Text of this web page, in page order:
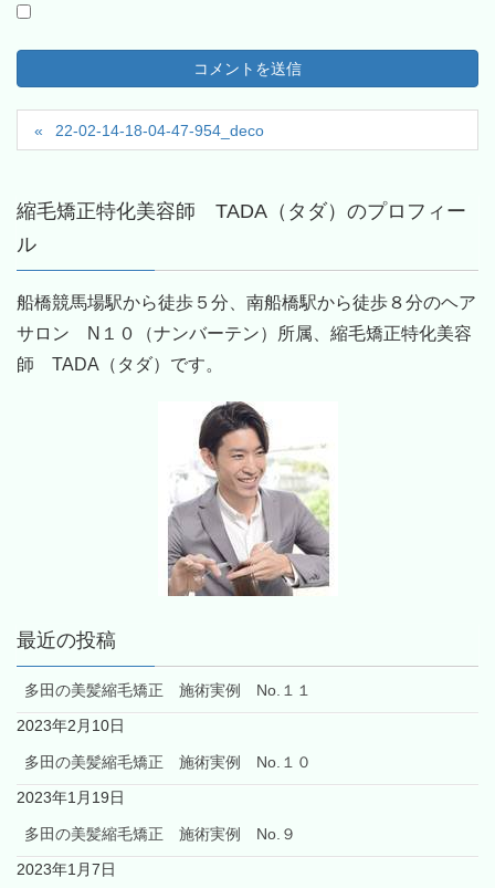
22-02-14-18-04-47-954_deco
縮毛矯正特化美容師 TADA（タダ）のプロフィー
ル
船橋競馬場駅から徒歩５分、南船橋駅から徒歩８分のヘア
サロン N１０（ナンバーテン）所属、縮毛矯正特化美容
師 TADA（タダ）です。
最近の投稿
多田の美髪縮毛矯正 施術実例 No.１１
2023年2月10日
多田の美髪縮毛矯正 施術実例 No.１０
2023年1月19日
多田の美髪縮毛矯正 施術実例 No.９
2023年1月7日